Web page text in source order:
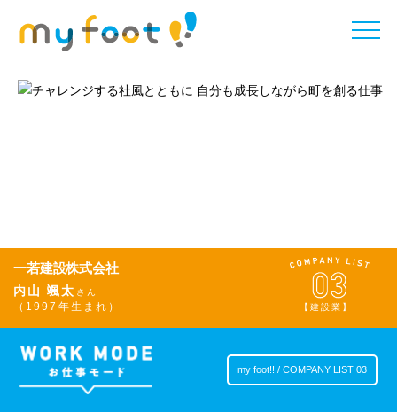
toggle
【建設業】
一若建設株式会社
内山 颯太 さん
（1997年生まれ）
my foot!! / COMPANY LIST 03